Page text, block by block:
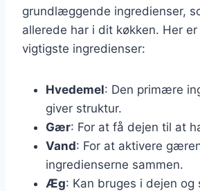
grundlæggende ingredienser,
allerede har i dit køkken. Her
vigtigste ingredienser:
Hvedemel: Den primære
giver struktur.
Gær: For at få dejen til at
Vand: For at aktivere
ingredienserne sammen.
Æg: Kan bruges i dejen og